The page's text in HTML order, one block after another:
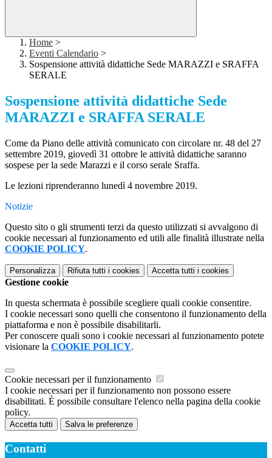
Home >
Eventi Calendario >
Sospensione attività didattiche Sede MARAZZI e SRAFFA
SERALE
Sospensione attività didattiche Sede
MARAZZI e SRAFFA SERALE
Come da Piano delle attività comunicato con circolare nr. 48 del 27
settembre 2019, giovedì 31 ottobre le attività didattiche saranno
sospese per la sede Marazzi e il corso serale Sraffa.
Le lezioni riprenderanno lunedì 4 novembre 2019.
Notizie
Questo sito o gli strumenti terzi da questo utilizzati si avvalgono di
cookie necessari al funzionamento ed utili alle finalità illustrate nella
COOKIE POLICY.
Personalizza Rifiuta tutti i cookies Accetta tutti i cookies
Gestione cookie
In questa schermata è possibile scegliere quali cookie consentire.
I cookie necessari sono quelli che consentono il funzionamento della
piattaforma e non è possibile disabilitarli.
Per conoscere quali sono i cookie necessari al funzionamento potete
visionare la COOKIE POLICY.
Cookie necessari per il funzionamento
I cookie necessari per il funzionamento non possono essere
disabilitati. È possibile consultare l'elenco nella pagina della cookie
policy.
Accetta tutti Salva le preferenze
Contatti